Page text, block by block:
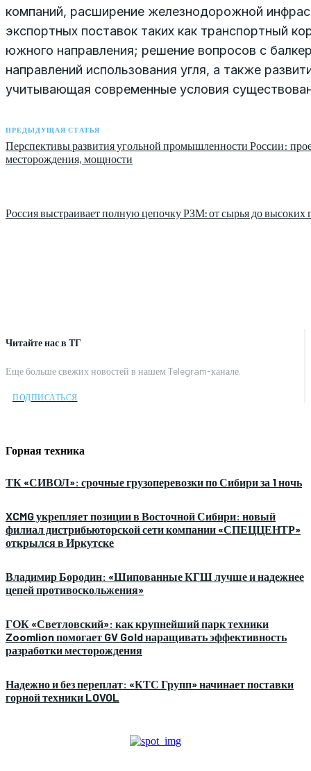
Читайте нас в ТГ
Еще больше свежих новостей в нашем Telegram-канале.
ПОДПИСАТЬСЯ
Горная техника
ТК «СИВОЛ»: срочные грузоперевозки по Сибири за 1 ночь
XCMG укрепляет позиции в Восточной Сибири: новый
филиал дистрибьюторской сети компании «СПЕЦЦЕНТР»
открылся в Иркутске
Владимир Бородин: «Шипованные КГШ лучше и надежнее
цепей противоскольжения»
ГОК «Светловский»: как крупнейший парк техники
Zoomlion помогает GV Gold наращивать эффективность
разработки месторождения
Надежно и без переплат: «КТС Групп» начинает поставки
горной техники LOVOL
компаний, расширение железнодорожной
экспортных поставок таких как транспортный
южного направления; решение вопросов с
направлений использования угля, а также
учитывающая современные условия
ПРЕДЫДУЩАЯ СТАТЬЯ
Перспективы развития угольной промышленности России:
месторождения, мощности
Россия выстраивает полную цепочку РЗМ: от сырья до высоких